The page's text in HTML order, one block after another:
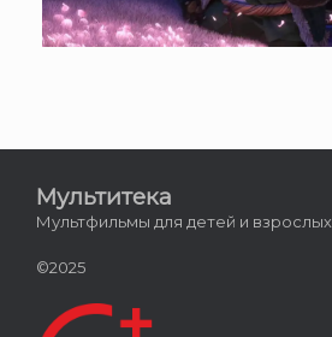
Мультитека
Мультфильмы для детей и взрослых
©2025